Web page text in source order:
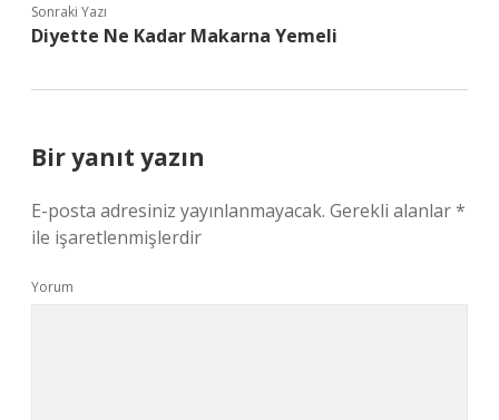
Sonraki Yazı
Diyette Ne Kadar Makarna Yemeli
Bir yanıt yazın
E-posta adresiniz yayınlanmayacak. Gerekli alanlar*
ile işaretlenmişlerdir
Yorum